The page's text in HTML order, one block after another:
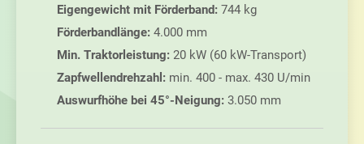
Eigengewicht mit Förderband: 744 kg
Förderbandlänge: 4.000 mm
Min. Traktorleistung: 20 kW (60 kW-Transport)
Zapfwellendrehzahl: min. 400 - max. 430 U/min
Auswurfhöhe bei 45°-Neigung: 3.050 mm